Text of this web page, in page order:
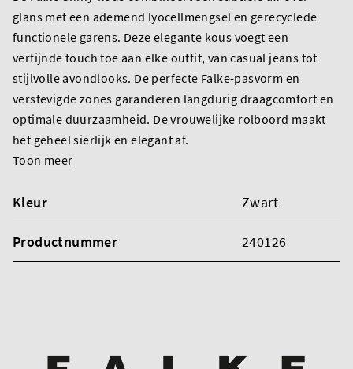
glans met een ademend lyocellmengsel en gerecyclede
functionele garens. Deze elegante kous voegt een
verfijnde touch toe aan elke outfit, van casual jeans tot
stijlvolle avondlooks. De perfecte Falke-pasvorm en
verstevigde zones garanderen langdurig draagcomfort en
optimale duurzaamheid. De vrouwelijke rolboord maakt
het geheel sierlijk en elegant af.
Toon meer
Kleur Zwart
Productnummer 240126